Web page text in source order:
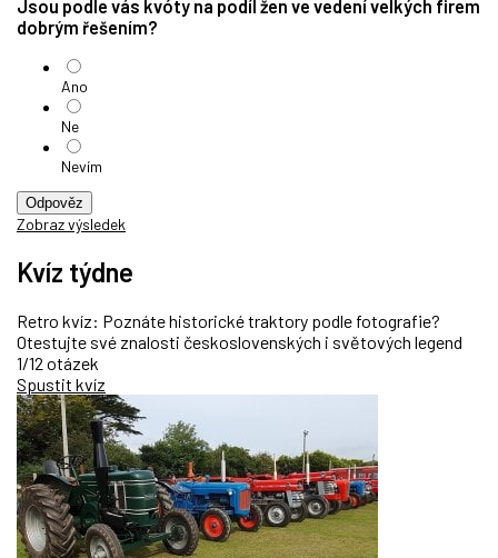
Jsou podle vás kvóty na podíl žen ve vedení velkých firem
dobrým řešením?
Ano
Ne
Nevím
Odpověz
Zobraz výsledek
Kvíz týdne
Retro kvíz: Poznáte historické traktory podle fotografie?
Otestujte své znalosti československých i světových legend
1/12 otázek
Spustit kvíz